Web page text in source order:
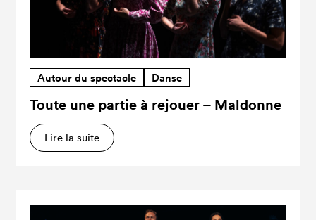
Autour du spectacle Danse
Toute une partie à rejouer – Maldonne
Lire la suite